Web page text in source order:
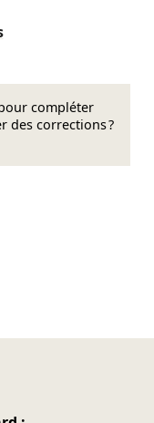
compléter
des corrections ?
Mastodon
sur Bluesky
sur Facebook